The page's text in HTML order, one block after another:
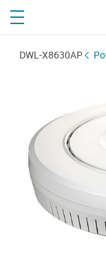
DWL-X8630AP